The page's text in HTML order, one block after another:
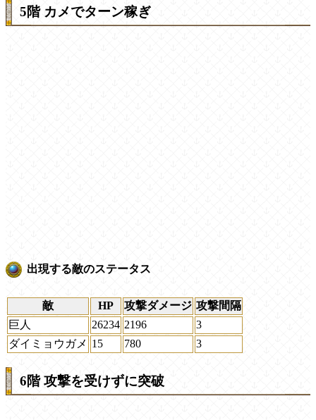
5階 カメでターン稼ぎ
出現する敵のステータス
敵 HP 攻撃ダメージ 攻撃間隔
巨人
26234 2196
3
ダイミョウガメ 15 780 3
6階 攻撃を受けずに突破